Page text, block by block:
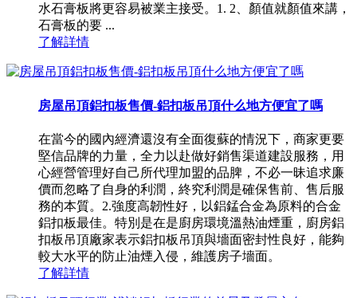
水石膏板將更容易被業主接受。1. 2、顏值就顏值來講，
石膏板的要 ...
了解詳情
房屋吊頂鋁扣板售價-鋁扣板吊頂什么地方便宜了嗎
在當今的國內經濟還沒有全面復蘇的情況下，商家更要
堅信品牌的力量，全力以赴做好銷售渠道建設服務，用
心經營管理好自己所代理加盟的品脾，不必一昧追求廉
價而忽略了自身的利潤，終究利潤是確保售前、售后服
務的本質。2.強度高韌性好，以鋁錳合金為原料的合金
鋁扣板最佳。特別是在是廚房環境溫熱油煙重，廚房鋁
扣板吊頂廠家表示鋁扣板吊頂與墻面密封性良好，能夠
較大水平的防止油煙入侵，維護房子墻面。
了解詳情